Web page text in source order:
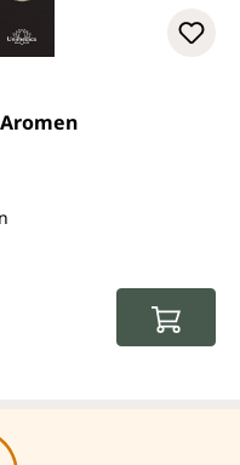
5 von 5 Sternen